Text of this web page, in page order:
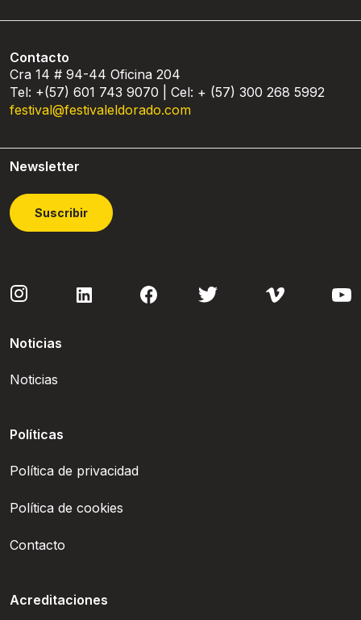
Contacto
Cra 14 # 94-44 Oficina 204
Tel: +(57) 601 743 9070 | Cel: + (57) 300 268 5992
festival@festivaleldorado.com
Newsletter
Suscribir
Noticias
Noticias
Políticas
Política de privacidad
Política de cookies
Contacto
Acreditaciones